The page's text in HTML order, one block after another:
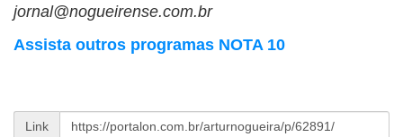
jornal@nogueirense.com.br
Assista outros programas NOTA 10
Link